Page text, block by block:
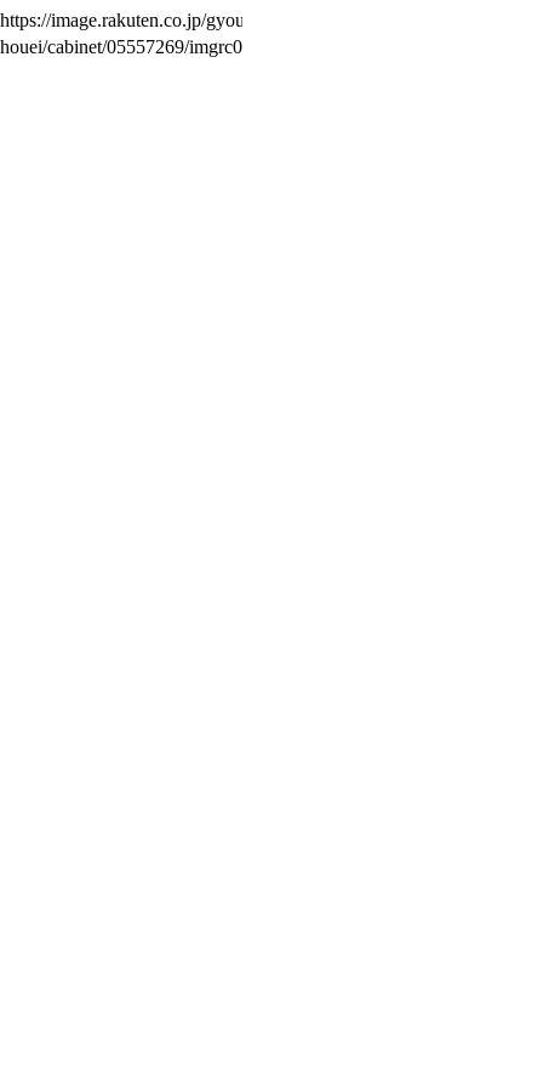
https://image.rakuten.co.jp/gyouza-
houei/cabinet/05557269/imgrc0081205438.jpg